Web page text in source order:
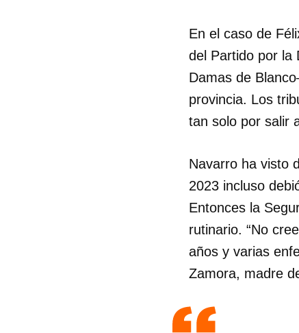
En el caso de
del Partido por la
Damas de
provincia. Los
tan solo por salir
Navarro ha visto
2023 incluso
Entonces la
rutinario. “No
años y varias
Zamora, madre